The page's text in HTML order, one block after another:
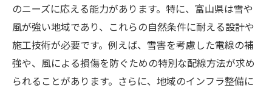
のニーズに応える能力があります。特に、富山県は雪や
風が強い地域であり、これらの自然条件に耐える設計や
施工技術が必要です。例えば、雪害を考慮した電線の補
強や、風による損傷を防ぐための特別な配線方法が求め
られることがあります。さらに、地域のインフラ整備に